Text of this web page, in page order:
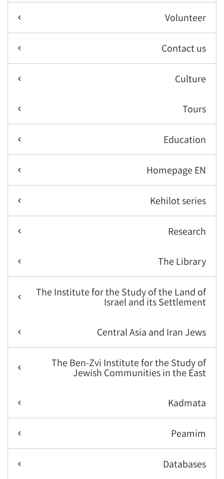
Volunteer
Contact us
Culture
Tours
Education
Homepage EN
Kehilot series
Research
The Library
The Institute for the Study of the Land of
Israel and its Settlement
Central Asia and Iran Jews
The Ben-Zvi Institute for the Study of
Jewish Communities in the East
Kadmata
Peamim
Databases